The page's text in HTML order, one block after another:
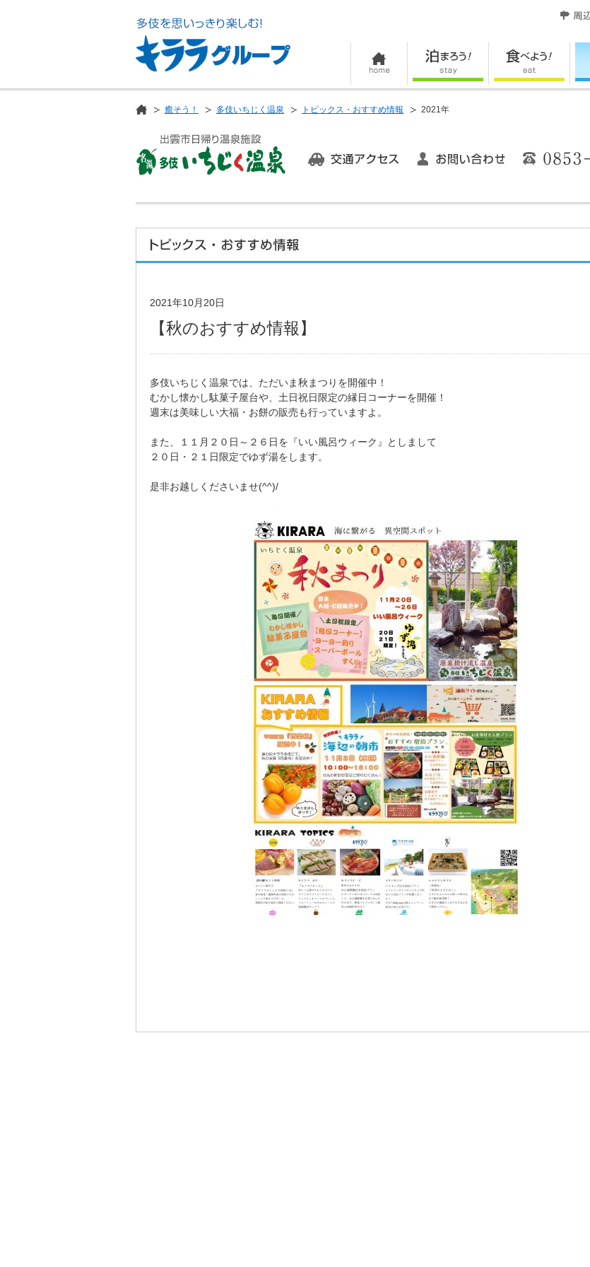
癒そう！ 多伎いちじく温泉 トピックス・おすすめ情報 2021年
2021年10月20日
【秋のおすすめ情報】
多伎いちじく温泉では、ただいま秋まつりを開催中！
むかし懐かし駄菓子屋台や、土日祝日限定の縁日コーナーを開催！
週末は美味しい大福・お餅の販売も行っていますよ。
また、１１月２０日～２６日を『いい風呂ウィーク』としまして
２０日・２１日限定でゆず湯をします。
是非お越しくださいませ(^^)/